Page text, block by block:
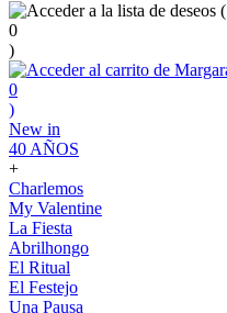
(
0
)
0
)
New in
40 AÑOS
+
Charlemos
My Valentine
La Fiesta
Abrilhongo
El Ritual
El Festejo
Una Pausa